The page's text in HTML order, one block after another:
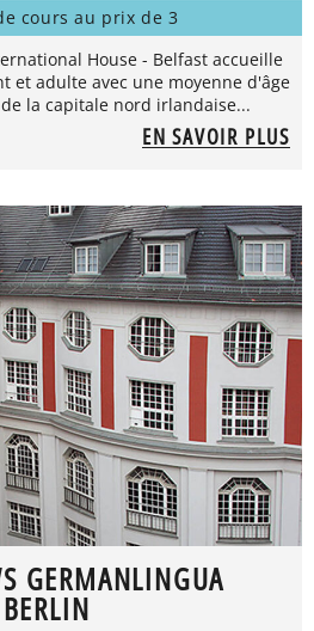
cours au prix de 3
House - Belfast accueille
et adulte avec une moyenne d'âge
la capitale nord irlandaise...
EN SAVOIR PLUS
GERMANLINGUA
BERLIN